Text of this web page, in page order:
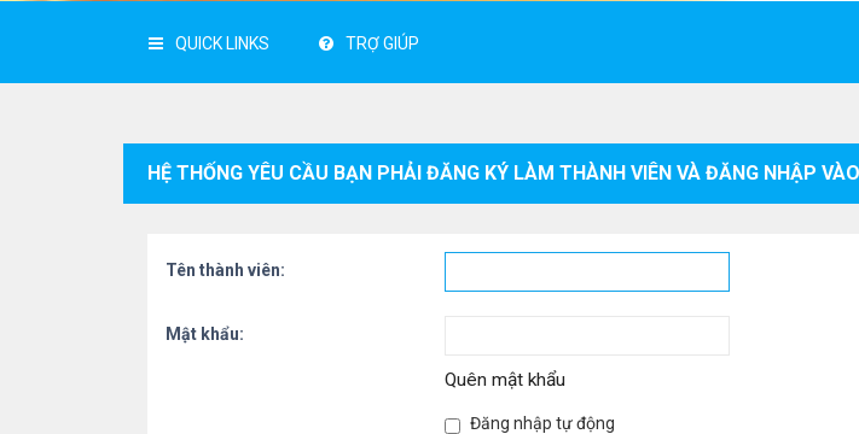
QUICK LINKS TRỢ GIÚP
HỆ THỐNG YÊU CẦU BẠN PHẢI ĐĂNG KÝ LÀM THÀNH VIÊN VÀ ĐĂNG NHẬP
Tên thành viên:
Mật khẩu:
Quên mật khẩu
Đăng nhập tự động